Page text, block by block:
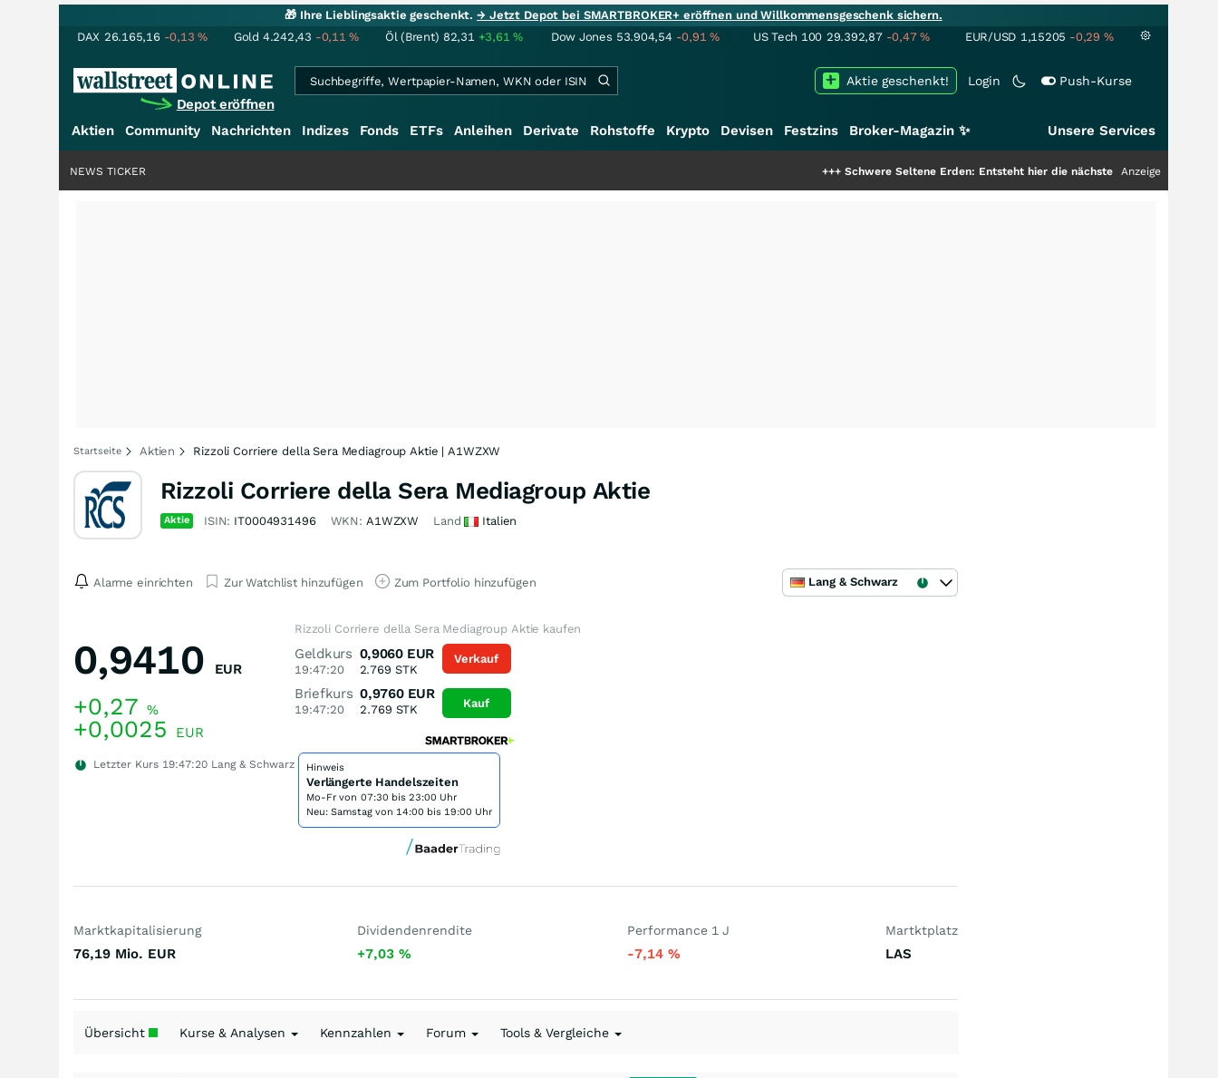
🎁 Ihre Lieblingsaktie geschenkt.→ Jetzt Depot bei SMARTBROKER+ eröffnen und Willkommensgeschenk sichern.
DAX 26.165,16 -0,13% Gold 4.242,43 -0,11% Öl (Brent) 82,31 +3,61% Dow Jones 53.904,54 -0,91% US Tech 100 29.392,87 -0,47% EUR/USD 1,15205 -0,29 %
Depot eröffnen
Login Push-Kurse
Aktie geschenkt!
Aktien Community Nachrichten Indizes Fonds ETFs Anleihen Derivate Rohstoffe Krypto Devisen Festzins Broker-Magazin ✨ Unsere Services
Schwere Seltene Erden: Entsteht hier die nächste Milliardenstory?+++
Anzeige
NEWS TICKER
Startseite Aktien Rizzoli Corriere della Sera Mediagroup Aktie | A1WZXW
Rizzoli Corriere della Sera Mediagroup Aktie
Aktie ISIN: IT0004931496 WKN: A1WZXW Land Italien
Alarme einrichten Zur Watchlist hinzufügen Zum Portfolio hinzufügen Lang & Schwarz
0,9410 EUR
+0,27 %
+0,0025 EUR
Letzter Kurs 19:47:20 Lang & Schwarz
Rizzoli Corriere della Sera Mediagroup Aktie kaufen
Geldkurs
19:47:20
0,9060 EUR
2.769 STK
Briefkurs
19:47:20
0,9760 EUR
2.769 STK
Verkauf
Kauf
Hinweis
Verlängerte Handelszeiten
Mo-Fr von 07:30 bis 23:00 Uhr
Neu: Samstag von 14:00 bis 19:00 Uhr
Marktkapitalisierung
76,19 Mio. EUR
Dividendenrendite
+7,03 %
Performance 1 J
-7,14%
Martktplatz
LAS
Übersicht Kurse & Analysen Kennzahlen Forum Tools & Vergleiche